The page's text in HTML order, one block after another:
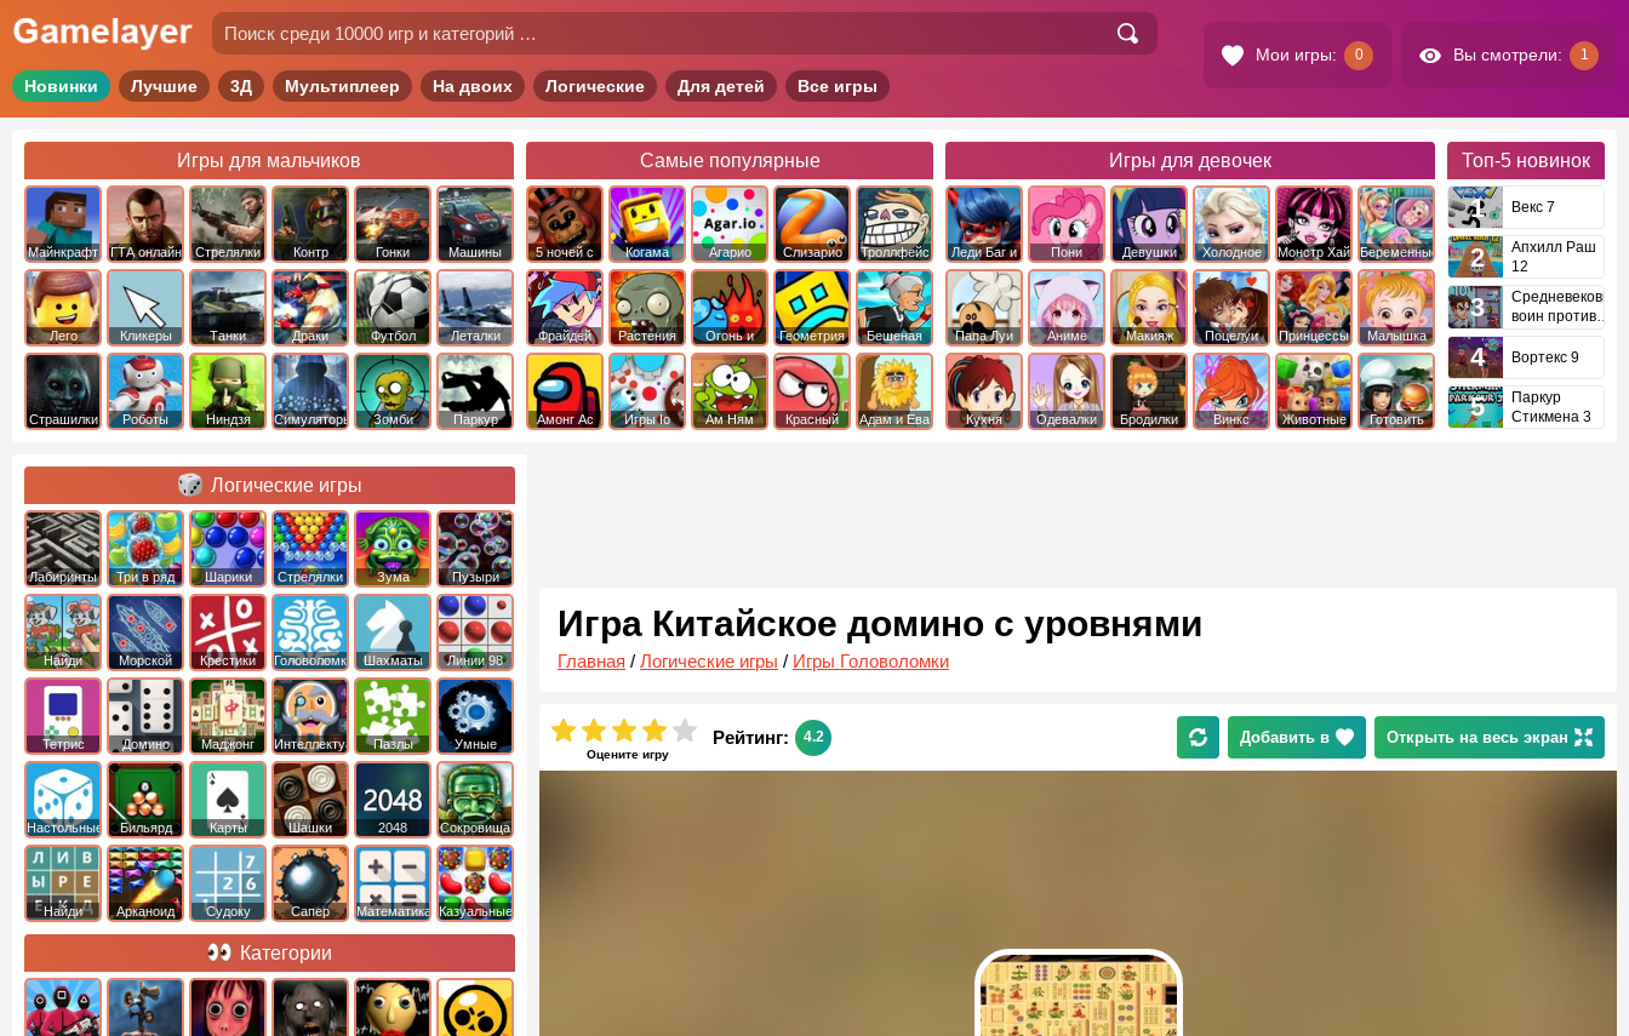
Мои игры: 0 Вы смотрели: 1
Новинки Лучшие 3Д Мультиплеер На двоих Логические Для детей Все игры
Игры для мальчиков
Майнкрафт ГТА онлайн Стрелялки
Контр
Страйк
Гонки Машины
Лего Кликеры Танки Драки Футбол Леталки
Страшилки Роботы Ниндзя Симуляторы Зомби Паркур
Самые популярные
5 ночей с
фредди
Когама Агарио Слизарио
Троллфейс
квест
Фрайдей
Найт
Фанкин
Растения
против
Зомби
Огонь и
Вода
Геометрия
Даш
Бешеная
бабка
сбежала из
психушки
Амонг Ас Игры Io Ам Ням
Красный
Адам и Ева
Игры для девочек
Леди Баг и
Супер Кот
Пони
Дружба это
Девушки
Эквестрии
Холодное
Сердце
Монстр Хай Беременные
Папа Луи Аниме Макияж Поцелуи
Принцессы
Диснея
Малышка
Хейзел
Кухня
Одевалки Бродилки Винкс Животные
Готовить
Топ-5 новинок
Векс 7
Апхилл Раш
12
Средневековый
воин против
Вортекс 9
Паркур
Стикмена 3
Игра Китайское домино с уровнями
Главная / Логические игры / Игры Головоломки
Оцените игру
Рейтинг: 4.2 Добавить в Открыть на весь экран
Логические игры
Лабиринты Три в ряд Шарики
Стрелялки
Шариками
Зума Пузыри
Найди
отличия
Морской
бой
Крестики
нолики
Головоломки Шахматы Линии 98
Тетрис Домино Маджонг ИнтеллектуальныеПазлы Умные
Настольные Бильярд Карты Шашки 2048
Cокровища
Монтесумы
Найди
Арканоид Судоку Сапер Математика Казуальные
Категории